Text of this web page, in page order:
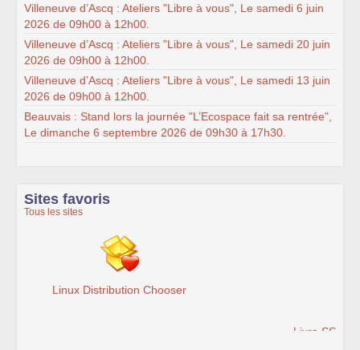
Villeneuve d’Ascq : Ateliers "Libre à vous", Le samedi 6 juin
2026 de 09h00 à 12h00.
Villeneuve d’Ascq : Ateliers "Libre à vous", Le samedi 20 juin
2026 de 09h00 à 12h00.
Villeneuve d’Ascq : Ateliers "Libre à vous", Le samedi 13 juin
2026 de 09h00 à 12h00.
Beauvais : Stand lors la journée "L’Ecospace fait sa rentrée",
Le dimanche 6 septembre 2026 de 09h30 à 17h30.
Sites favoris
Tous les sites
Livre SSL VPN - J. Steinberg, T. Speed - Accès Web et